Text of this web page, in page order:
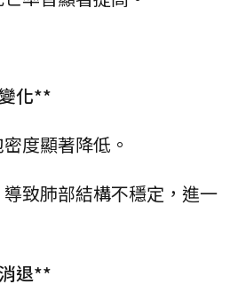
化**
度顯著降低。
致肺部結構不穩定，進一
退**